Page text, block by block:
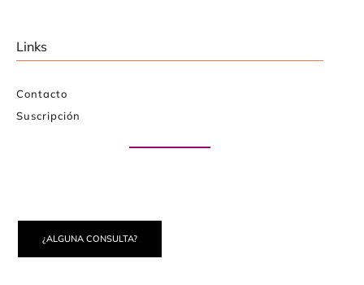
Links
Contacto
Suscripción
¿ALGUNA CONSULTA?